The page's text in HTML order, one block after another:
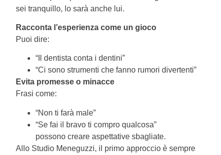
sei tranquillo, lo sarà anche lui.
Racconta l’esperienza come un gioco
Puoi dire:
“Il dentista conta i dentini”
“Ci sono strumenti che fanno rumori divertenti”
Evita promesse o minacce
Frasi come:
“Non ti farà male”
“Se fai il bravo ti compro qualcosa”
possono creare aspettative sbagliate.
Allo Studio Meneguzzi, il primo approccio è sempre